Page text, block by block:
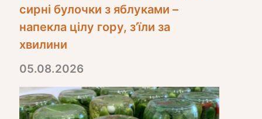
сирні булочки з яблуками –
напекла цілу гору, з’їли за
хвилини
05.08.2026